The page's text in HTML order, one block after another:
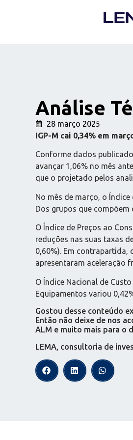
Análise
28 março 2025
IGP-M cai 0,34% em
Conforme dados
avançar 1,06% no mês
que o projetado pelos
No mês de março, o
Dos grupos que compõem
O Índice de Preços ao
reduções nas suas taxas
0,60%). Em contrapartida,
apresentaram aceleração
O Índice Nacional de
Equipamentos variou
Gostou desse conteúdo
Então não deixe de nos
ALM e muito mais para o
LEMA, consultoria de